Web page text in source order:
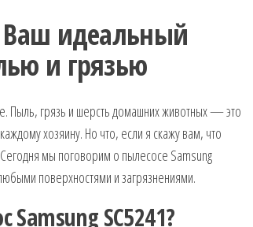
Ваш идеальный
и грязью
Пыль, грязь и шерсть домашних животных — это
хозяину. Но что, если я скажу вам, что
Сегодня мы поговорим о пылесосе Samsung
поверхностями и загрязнениями.
SC5241?